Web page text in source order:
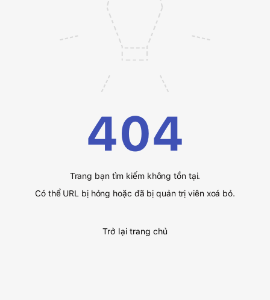
404
Trang bạn tìm kiếm không tồn tại.
Có thể URL bị hỏng hoặc đã bị quản trị viên xoá bỏ.
Trở lại trang chủ